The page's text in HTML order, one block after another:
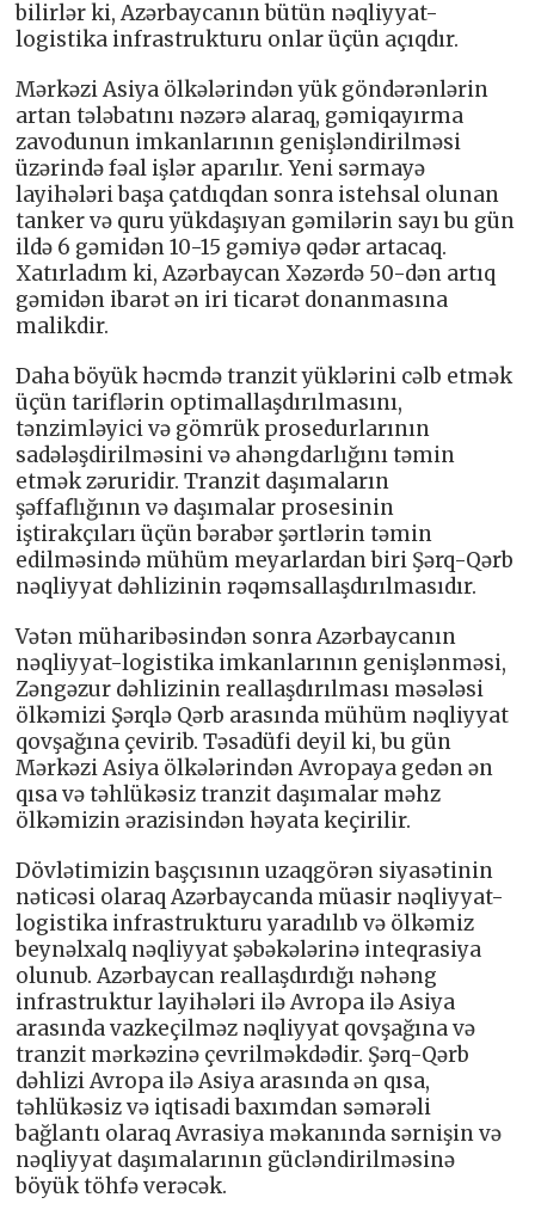
bilirlər ki, Azərbaycanın bütün nəqliyyat-
logistika infrastrukturu onlar üçün açıqdır.
Mərkəzi Asiya ölkələrindən yük göndərənlərin
artan tələbatını nəzərə alaraq, gəmiqayırma
zavodunun imkanlarının genişləndirilməsi
üzərində fəal işlər aparılır. Yeni sərmayə
layihələri başa çatdıqdan sonra istehsal olunan
tanker və quru yükdaşıyan gəmilərin sayı bu gün
ildə 6 gəmidən 10-15 gəmiyə qədər artacaq.
Xatırladım ki, Azərbaycan Xəzərdə 50-dən artıq
gəmidən ibarət ən iri ticarət donanmasına
malikdir.
Daha böyük həcmdə tranzit yüklərini cəlb etmək
üçün tariflərin optimallaşdırılmasını,
tənzimləyici və gömrük prosedurlarının
sadələşdirilməsini və ahəngdarlığını təmin
etmək zəruridir. Tranzit daşımaların
şəffaflığının və daşımalar prosesinin
iştirakçıları üçün bərabər şərtlərin təmin
edilməsində mühüm meyarlardan biri Şərq-Qərb
nəqliyyat dəhlizinin rəqəmsallaşdırılmasıdır.
Vətən müharibəsindən sonra Azərbaycanın
nəqliyyat-logistika imkanlarının genişlənməsi,
Zəngəzur dəhlizinin reallaşdırılması məsələsi
ölkəmizi Şərqlə Qərb arasında mühüm nəqliyyat
qovşağına çevirib. Təsadüfi deyil ki, bu gün
Mərkəzi Asiya ölkələrindən Avropaya gedən ən
qısa və təhlükəsiz tranzit daşımalar məhz
ölkəmizin ərazisindən həyata keçirilir.
Dövlətimizin başçısının uzaqgörən siyasətinin
nəticəsi olaraq Azərbaycanda müasir nəqliyyat-
logistika infrastrukturu yaradılıb və ölkəmiz
beynəlxalq nəqliyyat şəbəkələrinə inteqrasiya
olunub. Azərbaycan reallaşdırdığı nəhəng
infrastruktur layihələri ilə Avropa ilə Asiya
arasında vazkeçilməz nəqliyyat qovşağına və
tranzit mərkəzinə çevrilməkdədir. Şərq-Qərb
dəhlizi Avropa ilə Asiya arasında ən qısa,
təhlükəsiz və iqtisadi baxımdan səmərəli
bağlantı olaraq Avrasiya məkanında sərnişin və
nəqliyyat daşımalarının gücləndirilməsinə
böyük töhfə verəcək.